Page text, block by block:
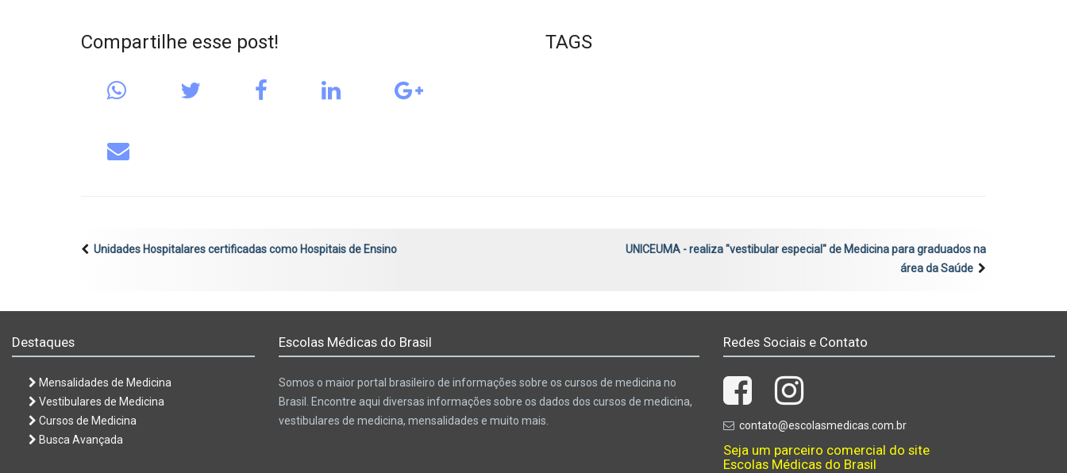
Compartilhe esse post! TAGS
Unidades Hospitalares certificadas como Hospitais de Ensino
UNICEUMA - realiza "vestibular especial" de Medicina para graduados na
área da Saúde
Destaques
Mensalidades de Medicina
Vestibulares de Medicina
Cursos de Medicina
Busca Avançada
Escolas Médicas do Brasil
Somos o maior portal brasileiro de informações sobre os cursos de medicina no
Brasil. Encontre aqui diversas informações sobre os dados dos cursos de medicina,
vestibulares de medicina, mensalidades e muito mais.
Redes Sociais e Contato
contato@escolasmedicas.com.br
Seja um parceiro comercial do site
Escolas Médicas do Brasil